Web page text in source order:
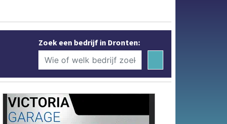
Zoek een bedrijf in Dronten: